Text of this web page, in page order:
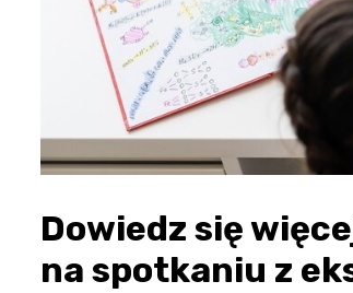
Dowiedz się
na spotkaniu z